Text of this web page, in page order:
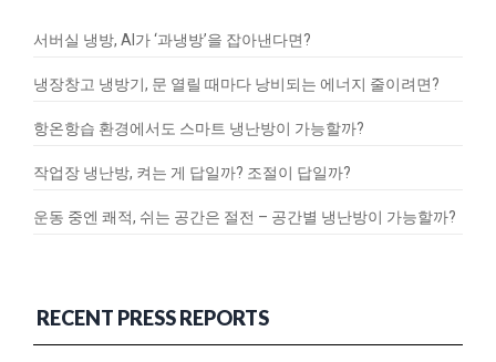
서버실 냉방, AI가 ‘과냉방’을 잡아낸다면?
냉장창고 냉방기, 문 열릴 때마다 낭비되는 에너지 줄이려면?
항온항습 환경에서도 스마트 냉난방이 가능할까?
작업장 냉난방, 켜는 게 답일까? 조절이 답일까?
운동 중엔 쾌적, 쉬는 공간은 절전 – 공간별 냉난방이 가능할까?
RECENT PRESS REPORTS